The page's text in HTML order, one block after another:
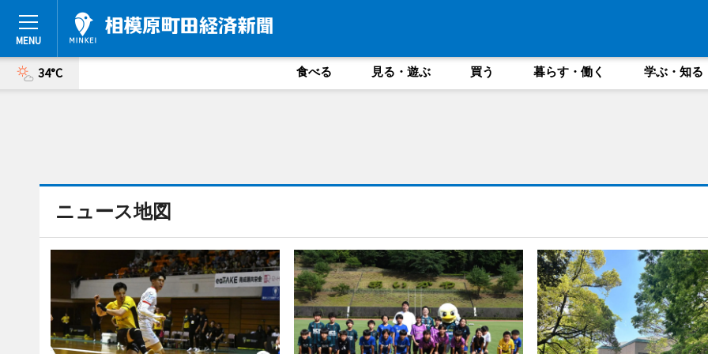
34°C 食べる 見る・遊ぶ 買う 暮らす・働く 学ぶ・知る
ニュース地図